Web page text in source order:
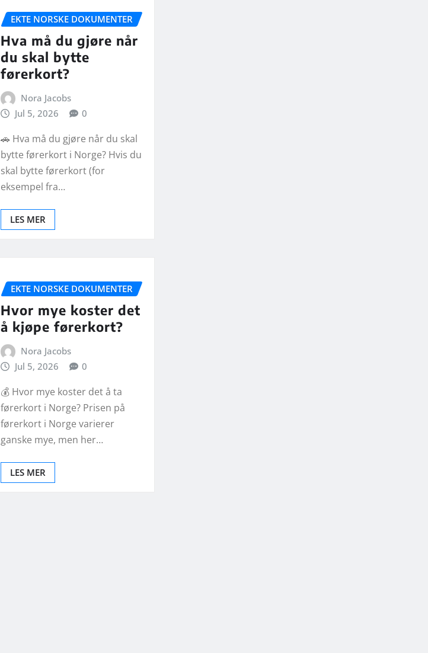
EKTE NORSKE DOKUMENTER
Hva må du gjøre når
du skal bytte
førerkort?
Nora Jacobs
Jul 5, 2026
0
🚗 Hva må du gjøre når du skal
bytte førerkort i Norge? Hvis du
skal bytte førerkort (for
eksempel fra…
LES MER
EKTE NORSKE DOKUMENTER
Hvor mye koster det
å kjøpe førerkort?
Nora Jacobs
Jul 5, 2026
0
💰 Hvor mye koster det å ta
førerkort i Norge? Prisen på
førerkort i Norge varierer
ganske mye, men her…
LES MER